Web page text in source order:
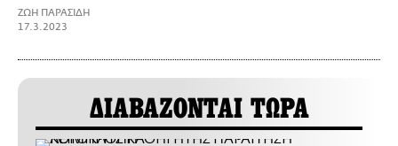
ΖΩΗ ΠΑΡΑΣΙΔΗ
17.3.2023
ΔΙΑΒΑΖΟΝΤΑΙ ΤΩΡΑ